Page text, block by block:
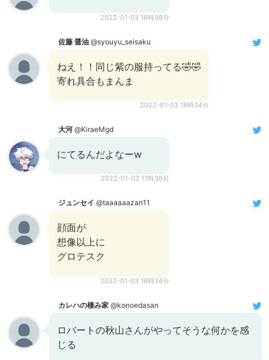
2022-01-03 18時38分
佐藤 醤油 @syouyu_seisaku
ねえ！！同じ紫の服持ってる🤣🤣
寄れ具合もまんま
2022-01-03 18時34分
大河@KiraeMgd
にてるんだよなーw
2022-01-03 17時36分
ジュンセイ @taaaaaazan11
顔面が
想像以上に
グロテスク
2022-01-03 16時34分
カレハの棲み家 @konoedasan
ロバートの秋山さんがやってそうな何かを感
じる